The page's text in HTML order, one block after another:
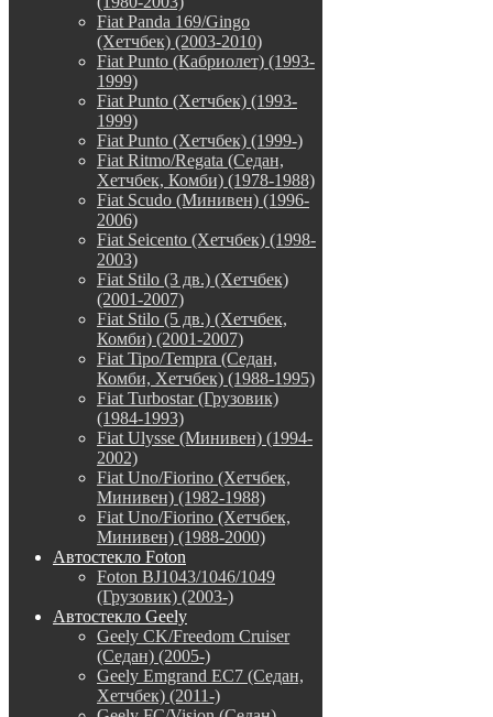
Fiat Panda 169/Gingo
(Хетчбек) (2003-2010)
Fiat Punto (Кабриолет) (1993-
1999)
Fiat Punto (Хетчбек) (1993-
1999)
Fiat Punto (Хетчбек) (1999-)
Fiat Ritmo/Regata (Седан,
Хетчбек, Комби) (1978-1988)
Fiat Scudo (Минивен) (1996-
2006)
Fiat Seicento (Хетчбек) (1998-
2003)
Fiat Stilo (3 дв.) (Хетчбек)
(2001-2007)
Fiat Stilo (5 дв.) (Хетчбек,
Комби) (2001-2007)
Fiat Tipo/Tempra (Седан,
Комби, Хетчбек) (1988-1995)
Fiat Turbostar (Грузовик)
(1984-1993)
Fiat Ulysse (Минивен) (1994-
2002)
Fiat Uno/Fiorino (Хетчбек,
Минивен) (1982-1988)
Fiat Uno/Fiorino (Хетчбек,
Минивен) (1988-2000)
Автостекло Foton
Foton BJ1043/1046/1049
(Грузовик) (2003-)
Автостекло Geely
Geely CK/Freedom Cruiser
(Седан) (2005-)
Geely Emgrand EC7 (Седан,
Хетчбек) (2011-)